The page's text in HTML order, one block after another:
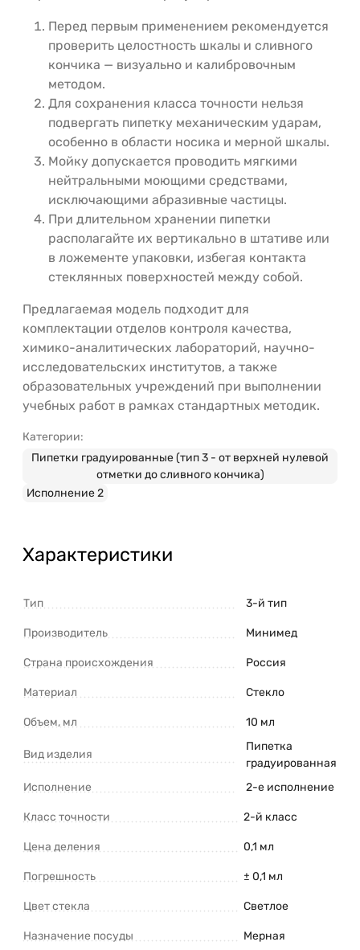
Перед первым применением рекомендуется
проверить целостность шкалы и сливного
кончика — визуально и калибровочным
методом.
Для сохранения класса точности нельзя
подвергать пипетку механическим ударам,
особенно в области носика и мерной шкалы.
Мойку допускается проводить мягкими
нейтральными моющими средствами,
исключающими абразивные частицы.
При длительном хранении пипетки
располагайте их вертикально в штативе или
в ложементе упаковки, избегая контакта
стеклянных поверхностей между собой.
Предлагаемая модель подходит для
комплектации отделов контроля качества,
химико-аналитических лабораторий, научно-
исследовательских институтов, а также
образовательных учреждений при выполнении
учебных работ в рамках стандартных методик.
Категории:
Пипетки градуированные (тип 3 - от верхней нулевой
отметки до сливного кончика)
Исполнение 2
Характеристики
Тип 3-й тип
Производитель Минимед
Страна происхождения Россия
Материал Стекло
Объем, мл 10 мл
Вид изделия
Пипетка
градуированная
Исполнение
2-е исполнение
Класс точности 2-й класс
Цена деления 0,1 мл
Погрешность ± 0,1 мл
Цвет стекла Светлое
Назначение посуды Мерная